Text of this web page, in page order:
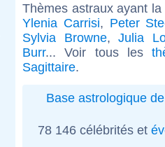
Thèmes astraux ayant
Ylenia Carrisi, Peter
Sylvia Browne,Julia
Burr... Voir tous les
Sagittaire.
Base astrologique
78 146 célébrités et